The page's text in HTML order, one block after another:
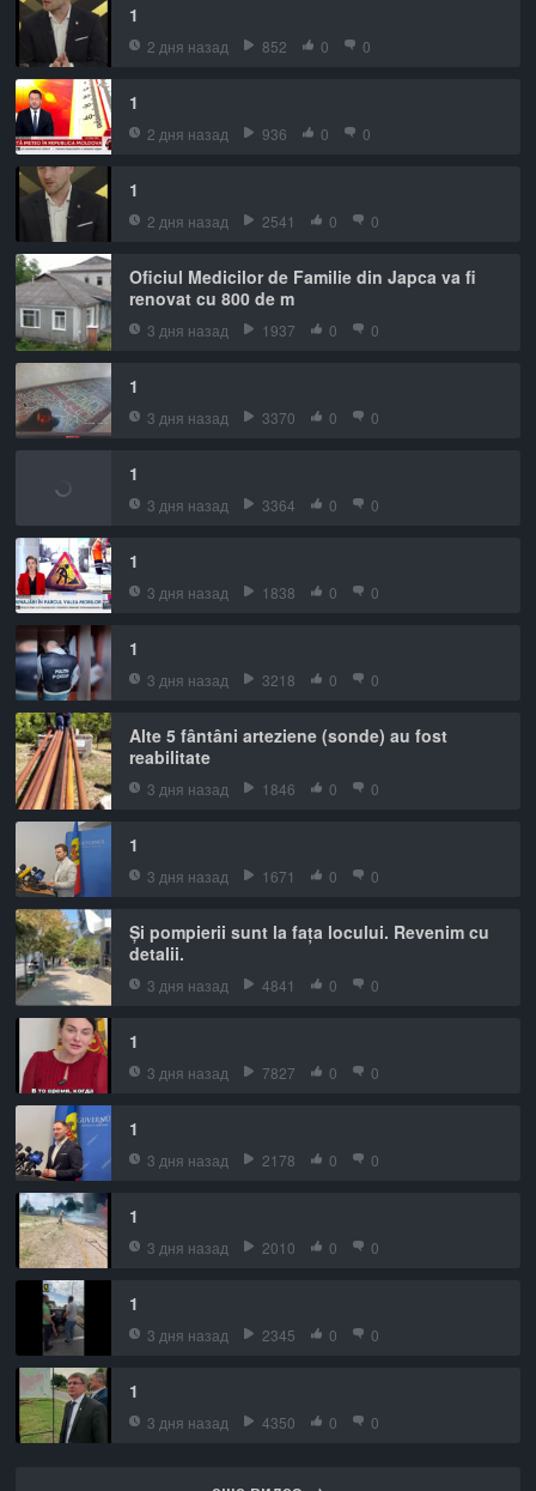
1
2 дня назад 852 0 0
1
2 дня назад 936 0 0
1
2 дня назад 2541 0 0
Oficiul Medicilor de Familie din Japca va fi
renovat cu 800 de m
3 дня назад 1937 0 0
1
3 дня назад 3370 0 0
1
3 дня назад 3364 0 0
1
3 дня назад 1838 0 0
1
3 дня назад 3218 0 0
Alte 5 fântâni arteziene (sonde) au fost
reabilitate
3 дня назад 1846 0 0
1
3 дня назад 1671 0 0
Și pompierii sunt la fața locului. Revenim cu
detalii.
3 дня назад 4841 0 0
1
3 дня назад 7827 0 0
1
3 дня назад 2178 0 0
1
3 дня назад 2010 0 0
1
3 дня назад 2345 0 0
1
3 дня назад 4350 0 0